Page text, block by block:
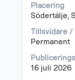
Placering
Södertälje,
Tillsvidare /
Permanent
16 juli 2026
att
visa
allt
innehåll